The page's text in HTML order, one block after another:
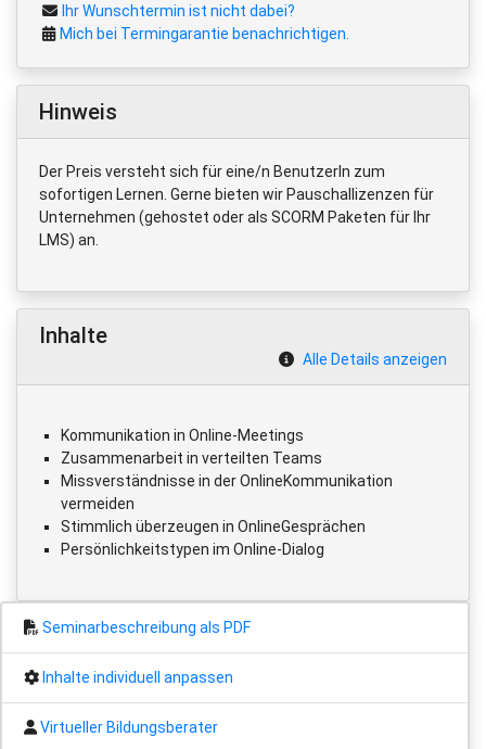
Ihr Wunschtermin ist nicht dabei?
Mich bei Termingarantie benachrichtigen.
Hinweis
Der Preis versteht sich für eine/n BenutzerIn zum
sofortigen Lernen. Gerne bieten wir Pauschallizenzen für
Unternehmen (gehostet oder als SCORM Paketen für Ihr
LMS) an.
Inhalte
Alle Details anzeigen
Kommunikation in Online-Meetings
Zusammenarbeit in verteilten Teams
Missverständnisse in der OnlineKommunikation
vermeiden
Stimmlich überzeugen in OnlineGesprächen
Persönlichkeitstypen im Online-Dialog
Seminarbeschreibung als PDF
Inhalte individuell anpassen
Virtueller Bildungsberater